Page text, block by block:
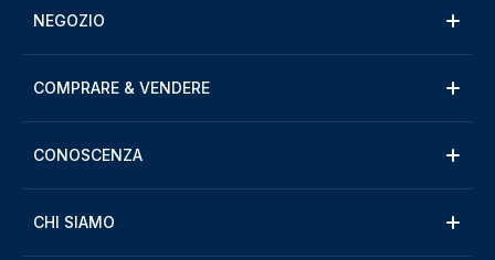
NEGOZIO
COMPRARE & VENDERE
CONOSCENZA
CHI SIAMO